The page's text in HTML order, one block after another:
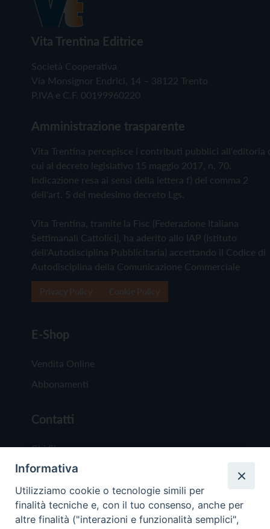
Vita Trentina Editrice
Società Cooperativa
Via Monsignor Endrici, 14 – 38122 Trento
P.IVA e C.F. 00199960220
Amministrazione trasparente
Vita Trentina percepisce i contributi pubblici all'editoria
cui al decreto legislativo 15 maggio 2017, n. 70.
Indicazione resa ai sensi della lettera f) del comma 2
dell'art. 5 del medesimo decreto Lgs.
Vita Trentina, tramite la Fisc (Federazione Italiana
Settimanali Cattolici), ha aderito allo IAP (Istituto
dell'Autodisciplina Pubblicitaria) accettando il Codice di
Autodisciplina della Comunicazione Commerciale
E-Shop
Vendita Online
Abbonamenti
Contatti
Chi Siamo
Redazione
Scrivici
Informativa
Utilizziamo cookie o tecnologie simili per
finalità tecniche e, con il tuo consenso, anche per
altre finalità ("interazioni e funzionalità semplici",